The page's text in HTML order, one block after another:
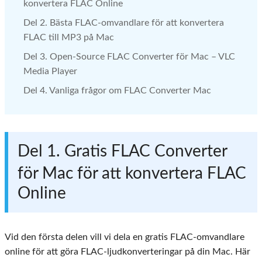
konvertera FLAC Online
Del 2. Bästa FLAC-omvandlare för att konvertera
FLAC till MP3 på Mac
Del 3. Open-Source FLAC Converter för Mac – VLC
Media Player
Del 4. Vanliga frågor om FLAC Converter Mac
Del 1. Gratis FLAC Converter
för Mac för att konvertera FLAC
Online
Vid den första delen vill vi dela en gratis FLAC-omvandlare
online för att göra FLAC-ljudkonverteringar på din Mac. Här